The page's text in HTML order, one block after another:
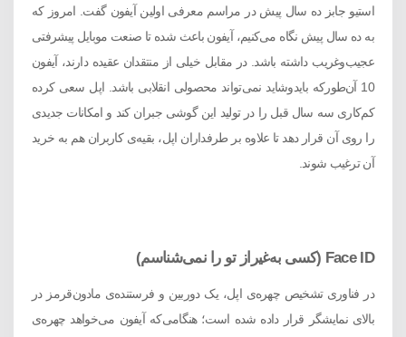
استیو جابز ده سال پیش در مراسم معرفی اولین آیفون گفت. امروز که
به ده سال پیش نگاه می‌کنیم، آیفون باعث شده تا صنعت موبایل پیشرفتی
عجیب‌و‌غریب داشته باشد. در مقابل خیلی از منتقدان عقیده دارند، آیفون
10 آن‌طورکه بایدوشاید نمی‌تواند محصولی انقلابی باشد. اپل سعی کرده
کم‌کاری سه سال قبل را در تولید این گوشی جبران کند و امکانات جدیدی
را روی آن قرار دهد تا علاوه بر طرفداران اپل، بقیه‌ی کاربران هم به خرید
آن ترغیب شوند.
Face ID (کسی به‌غیراز تو را نمی‌شناسم)
در فناوری تشخیص چهره‌ی اپل، یک دوربین و فرستنده‌ی مادون‌قرمز در
بالای نمایشگر قرار داده ‌شده‌ است؛ هنگامی‌که آیفون می‌خواهد چهره‌ی